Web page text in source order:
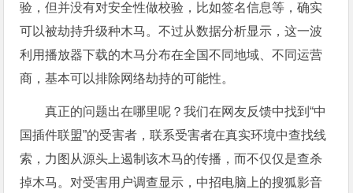
验，但并没有对安全性做校验，比如签名信息等，确实
可以被劫持升级种木马。不过从数据分析显示，这一波
利用播放器下载的木马分布在全国不同地域、不同运营
商，基本可以排除网络劫持的可能性。
真正的问题出在哪里呢？我们在网友反馈中找到“中
国插件联盟”的受害者，联系受害者在真实环境中查找线
索，力图从源头上遏制该木马的传播，而不仅仅是查杀
掉木马。对受害用户调查显示，中招电脑上的搜狐影音